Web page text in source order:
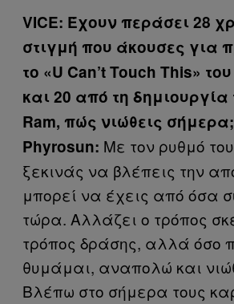
VICE: Έχουν περάσει 28
στιγμή που άκουσες για
το «U Can’t Touch This»
και 20 από τη δημιουργία
Ram, πώς νιώθεις σήμερα;
Phyrosun: Με τον ρυθμό
ξεκινάς να βλέπεις την
μπορεί να έχεις από όσα
τώρα. Αλλάζει ο τρόπος
τρόπος δράσης, αλλά όσο
θυμάμαι, αναπολώ και
Βλέπω στο σήμερα τους